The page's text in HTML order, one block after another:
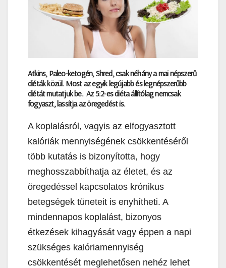
Atkins, Paleo-ketogén, Shred, csak néhány a mai népszerű
diéták közül. Most az egyik legújabb és legnépszerűbb
diétát mutatjuk be. Az 5:2-es diéta állítólag nemcsak
fogyaszt, lassítja az öregedést is.
A koplalásról, vagyis az elfogyasztott
kalóriák mennyiségének csökkentéséről
több kutatás is bizonyította, hogy
meghosszabbíthatja az életet, és az
öregedéssel kapcsolatos krónikus
betegségek tüneteit is enyhítheti. A
mindennapos koplalást, bizonyos
étkezések kihagyását vagy éppen a napi
szükséges kalóriamennyiség
csökkentését meglehetősen nehéz lehet